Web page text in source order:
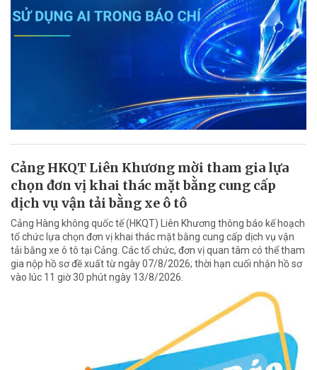
Cảng HKQT Liên Khương mời tham gia lựa
chọn đơn vị khai thác mặt bằng cung cấp
dịch vụ vận tải bằng xe ô tô
Cảng Hàng không quốc tế (HKQT) Liên Khương thông báo kế hoạch
tổ chức lựa chọn đơn vị khai thác mặt bằng cung cấp dịch vụ vận
tải bằng xe ô tô tại Cảng. Các tổ chức, đơn vị quan tâm có thể tham
gia nộp hồ sơ đề xuất từ ngày 07/8/2026; thời hạn cuối nhận hồ sơ
vào lúc 11 giờ 30 phút ngày 13/8/2026.